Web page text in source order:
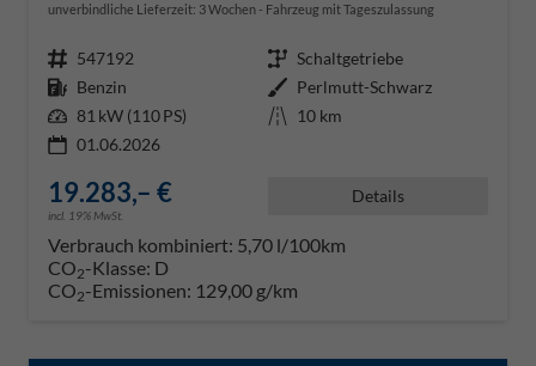
unverbindliche Lieferzeit: 3 Wochen Fahrzeug mit Tageszulassung
Fahrzeugnr. 547192 Getriebe Schaltgetriebe
Kraftstoff Benzin Außenfarbe Perlmutt-Schwarz
Leistung 81 kW (110 PS) Kilometerstand 10 km
01.06.2026
19.283,– €
incl. 19% MwSt.
Details
Verbrauch kombiniert: 5,70 l/100km
CO2-Klasse: D
CO2-Emissionen: 129,00 g/km